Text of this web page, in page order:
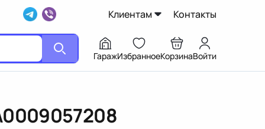
Клиентам Контакты
ГаражИзбранноеКорзинаВойти